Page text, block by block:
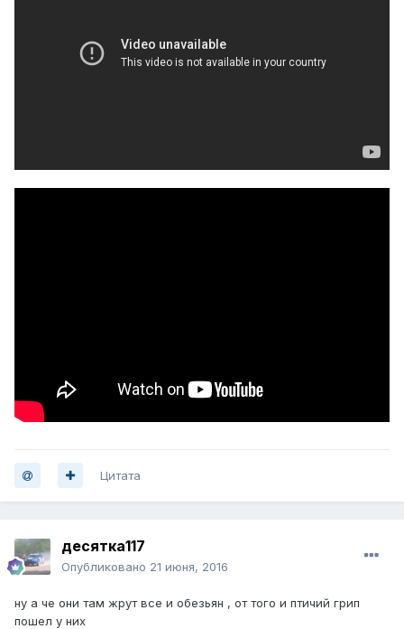
Цитата
десятка117
Опубликовано 21 июня, 2016
ну а че они там жрут все и обезьян , от того и птичий грип
пошел у них